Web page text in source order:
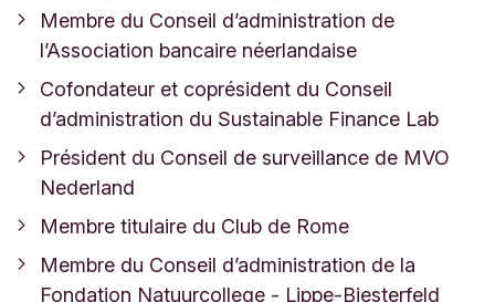
Membre du Conseil d’administration de
l’Association bancaire néerlandaise
Cofondateur et coprésident du Conseil
d’administration du Sustainable Finance Lab
Président du Conseil de surveillance de MVO
Nederland
Membre titulaire du Club de Rome
Membre du Conseil d’administration de la
Fondation Natuurcollege - Lippe-Biesterfeld